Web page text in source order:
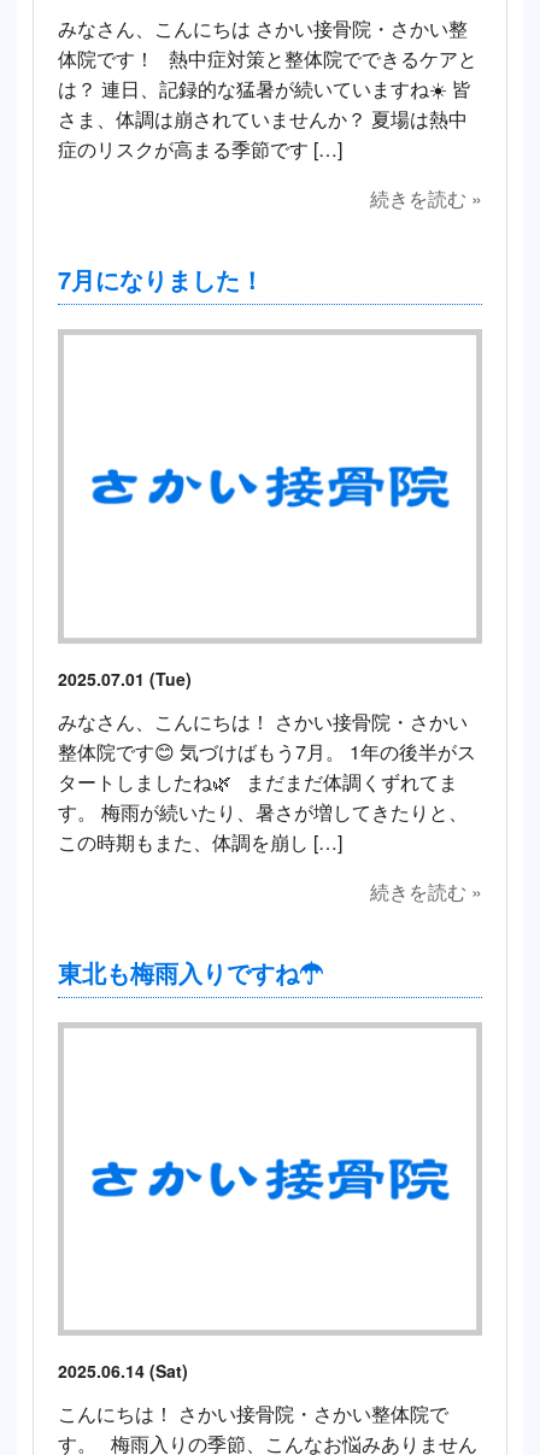
みなさん、こんにちは さかい接骨院・さかい整
体院です！ 熱中症対策と整体院でできるケアと
は？ 連日、記録的な猛暑が続いていますね☀️ 皆
さま、体調は崩されていませんか？ 夏場は熱中
症のリスクが高まる季節です […]
続きを読む »
7月になりました！
2025.07.01 (Tue)
みなさん、こんにちは！ さかい接骨院・さかい
整体院です😊 気づけばもう7月。 1年の後半がス
タートしましたね🌿 まだまだ体調くずれてま
す。 梅雨が続いたり、暑さが増してきたりと、
この時期もまた、体調を崩し […]
続きを読む »
東北も梅雨入りですね☂
2025.06.14 (Sat)
こんにちは！ さかい接骨院・さかい整体院で
す。 梅雨入りの季節、こんなお悩みありません